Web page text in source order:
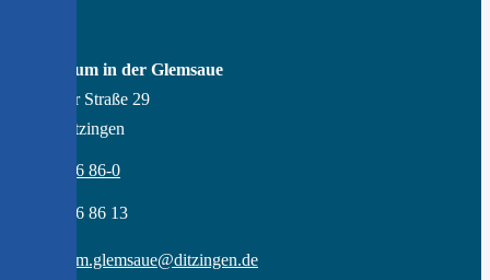
Gymnasium in der Glemsaue
Gröninger Straße 29
71254 Ditzingen
07156 - 96 86-0
07156 - 96 86 13
gymnasium.glemsaue@ditzingen.de